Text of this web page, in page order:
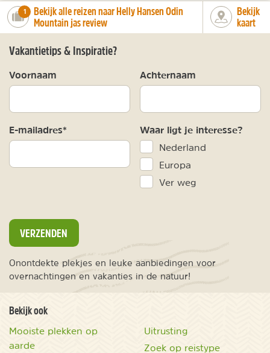
number_of_trips:
1
Bekijk alle reizen naar Helly Hansen Odin
Mountain jas review
Bekijk
kaart
Vakantietips & Inspiratie?
Voornaam Achternaam
E-mailadres* Waar ligt je interesse?
Nederland
Europa
Ver weg
VERZENDEN
Onontdekte plekjes en leuke aanbiedingen voor
overnachtingen en vakanties in de natuur!
Bekijk ook
Mooiste plekken op
aarde
Uitrusting
Zoek op reistype